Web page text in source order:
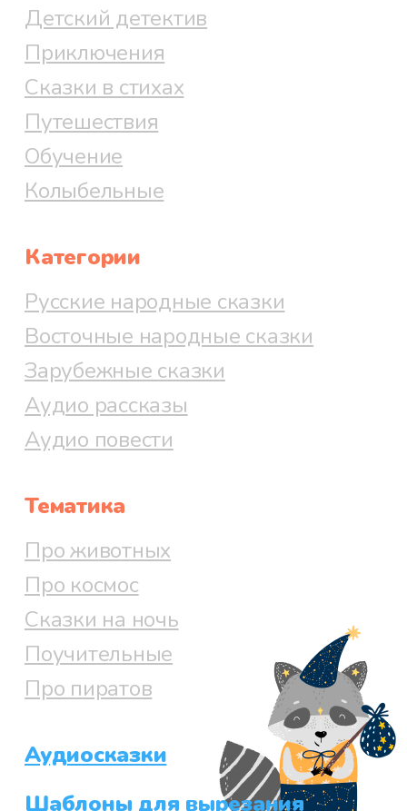
Детский детектив
Приключения
Сказки в стихах
Путешествия
Обучение
Колыбельные
Категории
Русские народные сказки
Восточные народные сказки
Зарубежные сказки
Аудио рассказы
Аудио повести
Тематика
Про животных
Про космос
Сказки на ночь
Поучительные
Про пиратов
Аудиосказки
Шаблоны для вырезания